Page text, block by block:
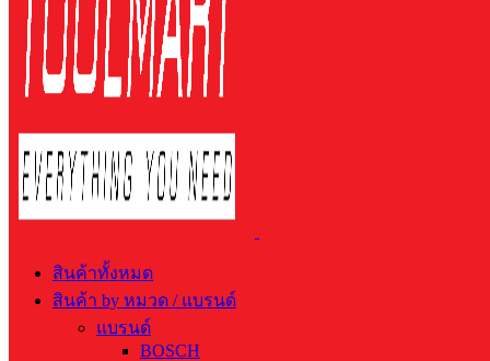
สินค้าทั้งหมด
สินค้า by หมวด / แบรนด์
แบรนด์
BOSCH